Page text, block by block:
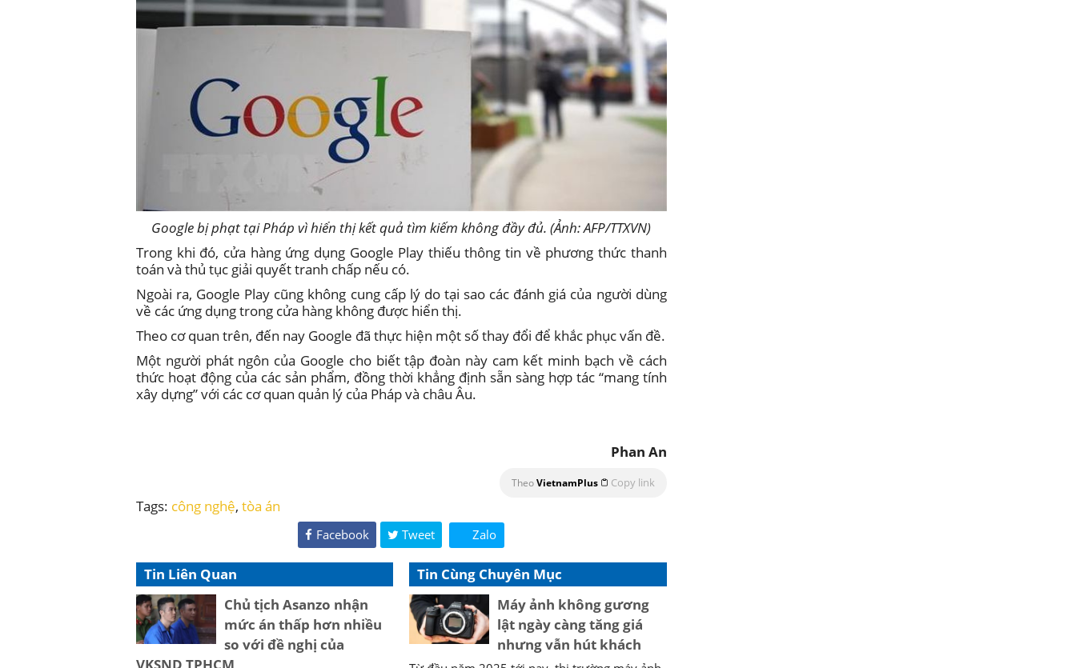
Google bị phạt tại Pháp vì hiển thị kết quả tìm kiếm không đầy đủ. (Ảnh: AFP/TTXVN)
Trong khi đó, cửa hàng ứng dụng Google Play thiếu thông tin về phương thức thanh
toán và thủ tục giải quyết tranh chấp nếu có.
Ngoài ra, Google Play cũng không cung cấp lý do tại sao các đánh giá của người dùng
về các ứng dụng trong cửa hàng không được hiển thị.
Theo cơ quan trên, đến nay Google đã thực hiện một số thay đổi để khắc phục vấn đề.
Một người phát ngôn của Google cho biết tập đoàn này cam kết minh bạch về cách
thức hoạt động của các sản phẩm, đồng thời khẳng định sẵn sàng hợp tác “mang tính
xây dựng” với các cơ quan quản lý của Pháp và châu Âu.
Phan An
TheoVietnamPlus Copy link
Tags: công nghệ, tòa án
Facebook Tweet Zalo
Tin Liên Quan
Chủ tịch Asanzo nhận
mức án thấp hơn nhiều
so với đề nghị của
Tin Cùng Chuyên Mục
Máy ảnh không gương
lật ngày càng tăng giá
nhưng vẫn hút khách